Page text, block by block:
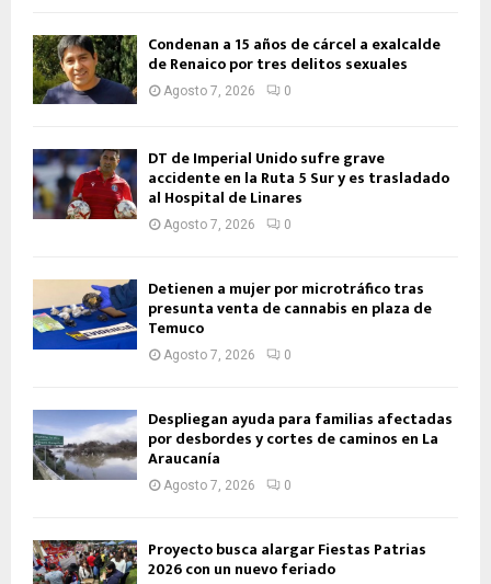
Condenan a 15 años de cárcel a exalcalde
de Renaico por tres delitos sexuales
Agosto 7, 2026 0
DT de Imperial Unido sufre grave
accidente en la Ruta 5 Sur y es trasladado
al Hospital de Linares
Agosto 7, 2026 0
Detienen a mujer por microtráfico tras
presunta venta de cannabis en plaza de
Temuco
Agosto 7, 2026 0
Despliegan ayuda para familias afectadas
por desbordes y cortes de caminos en La
Araucanía
Agosto 7, 2026 0
Proyecto busca alargar Fiestas Patrias
2026 con un nuevo feriado